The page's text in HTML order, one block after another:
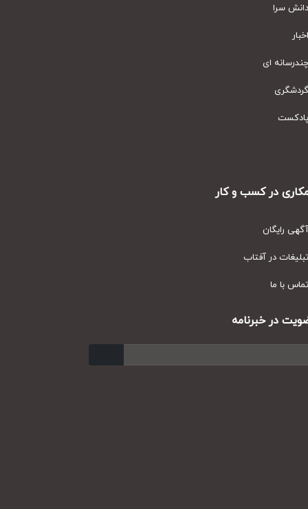
سرا
ای
در کسب و کار
رایگان
در آفتاب
با ما
در خبرنامه